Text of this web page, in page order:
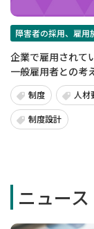
障害者の採用、雇用
企業で雇用されて
一般雇用者との考
制度 人材
制度設計
ニュー